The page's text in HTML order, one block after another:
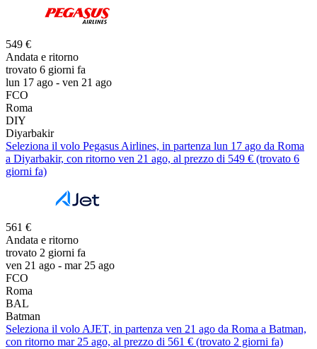
549 €
Andata e ritorno
trovato 6 giorni fa
lun 17 ago - ven 21 ago
FCO
Roma
DIY
Diyarbakir
Seleziona il volo Pegasus Airlines, in partenza lun 17 ago da Roma
a Diyarbakir, con ritorno ven 21 ago, al prezzo di 549 € (trovato 6
giorni fa)
561 €
Andata e ritorno
trovato 2 giorni fa
ven 21 ago - mar 25 ago
FCO
Roma
BAL
Batman
Seleziona il volo AJET, in partenza ven 21 ago da Roma a Batman,
con ritorno mar 25 ago, al prezzo di 561 € (trovato 2 giorni fa)